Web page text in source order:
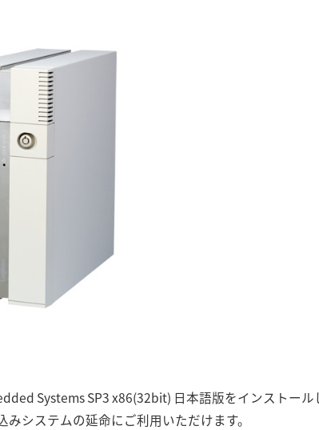
Systems SP3 x86(32bit) 日本語版をインストール
システムの延命にご利用いただけます。